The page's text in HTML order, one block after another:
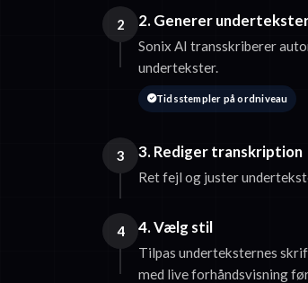
2 2. Generer
Sonix AI transskriberer
undertekster.
Tidsstempler på ordniveau
3 3. Rediger transkription
Ret fejl og juster
4 4. Vælg stil
Tilpas underteksternes
med live forhåndsvisning